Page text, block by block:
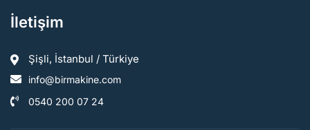
İletişim
Şişli, İstanbul / Türkiye
info@birmakine.com
0540 200 07 24